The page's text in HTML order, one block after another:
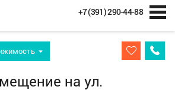
+7 (391) 290-44-88
на ул.